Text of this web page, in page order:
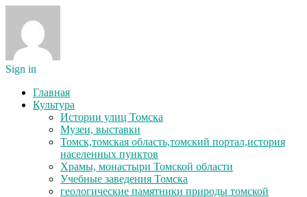
Sign in
Главная
Культура
Истории улиц Томска
Музеи, выставки
Томск,томская область,томский портал,история
населенных пунктов
Храмы, монастыри Томской области
Учебные заведения Томска
геологические памятники природы томской